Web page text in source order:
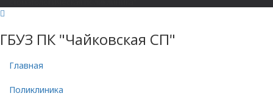
ГБУЗ ПК "Чайковская СП"
Главная
Поликлиника